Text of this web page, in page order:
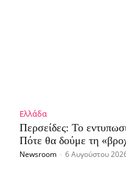
Ελλάδα
Περσείδες: Το
Πότε θα δούμε τη
Newsroom - 6 Αυγούστου